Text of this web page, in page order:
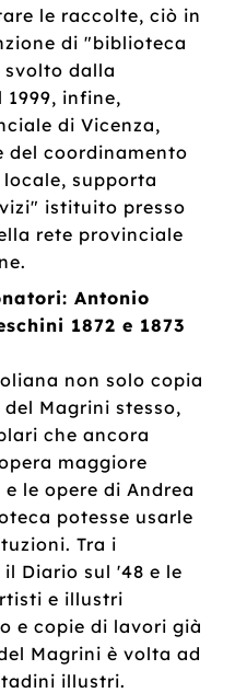
le raccolte, ciò in
di "biblioteca
dalla
infine,
di Vicenza,
del coordinamento
supporta
istituito presso
rete provinciale
Antonio
1872 e 1873
non solo copia
Magrini stesso,
che ancora
maggiore
le opere di Andrea
potesse usarle
Tra i
Diario sul '48 e le
e illustri
e copie di lavori già
Magrini è volta ad
illustri.